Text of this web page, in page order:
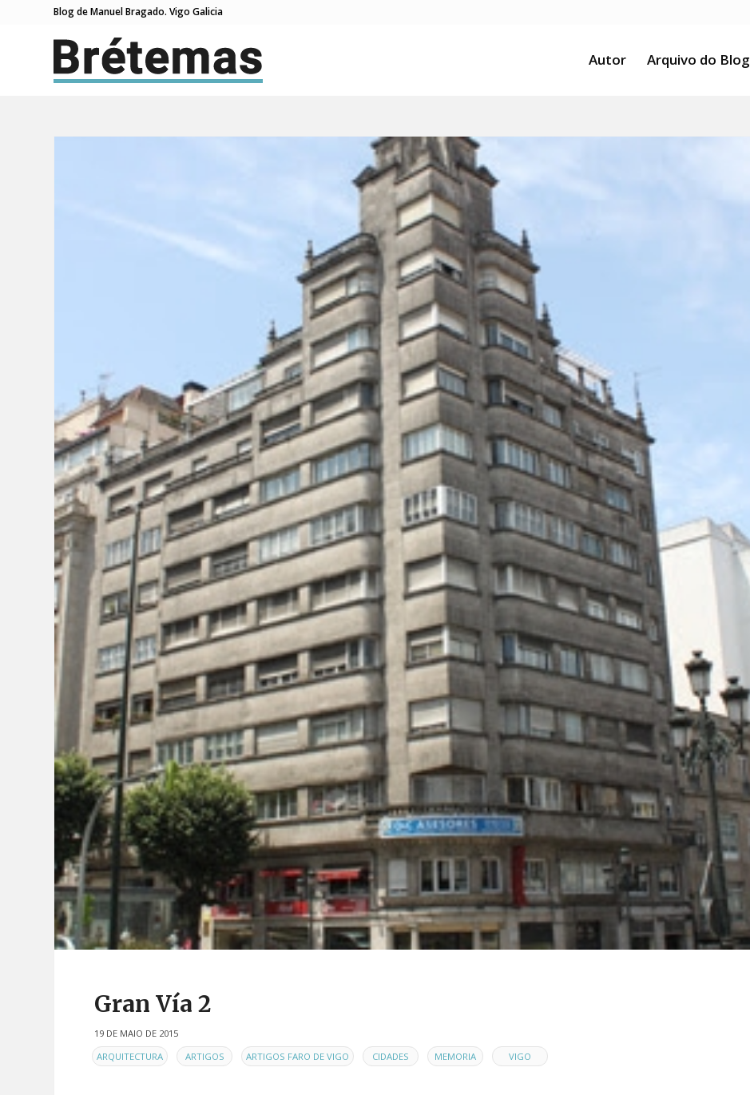
Blog de Manuel Bragado. Vigo Galicia
Autor Arquivo do Blog
Gran Vía 2
19 DE MAIO DE 2015
ENARQUITECTURA ARTIGOS ARTIGOS FARO DE VIGO CIDADES MEMORIA VIGO